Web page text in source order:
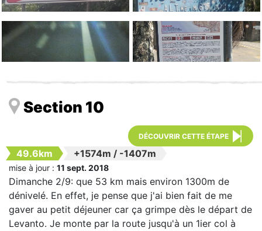
Section 10
DÉCOUVRIR CETTE ÉTAPE
49.6km +1574m / -1407m
mise à jour : 11 sept. 2018
Dimanche 2/9: que 53 km mais environ 1300m de
dénivelé. En effet, je pense que j'ai bien fait de me
gaver au petit déjeuner car ça grimpe dès le départ de
Levanto. Je monte par la route jusqu'à un 1ier col à